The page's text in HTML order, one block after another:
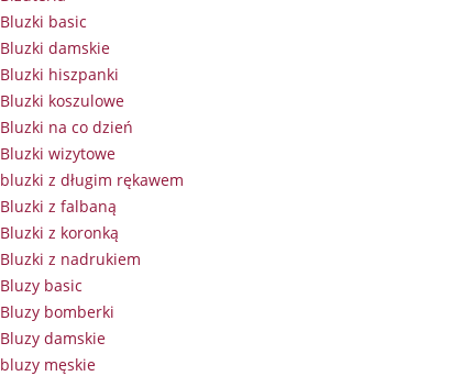
Bluzki basic
Bluzki damskie
Bluzki hiszpanki
Bluzki koszulowe
Bluzki na co dzień
Bluzki wizytowe
bluzki z długim rękawem
Bluzki z falbaną
Bluzki z koronką
Bluzki z nadrukiem
Bluzy basic
Bluzy bomberki
Bluzy damskie
bluzy męskie